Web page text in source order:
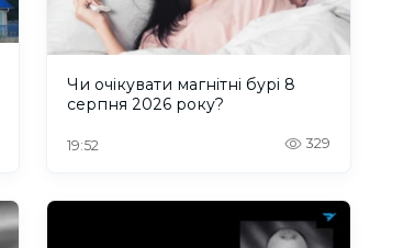
Чи очікувати магнітні бурі 8
серпня 2026 року?
19:52 329